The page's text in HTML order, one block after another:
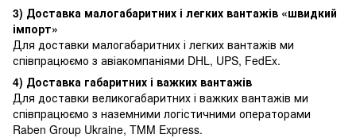
3) Доставка малогабаритних і легких вантажів «швидкий
імпорт»
Для доставки малогабаритних і легких вантажів ми
співпрацюємо з авіакомпаніями DHL, UPS, FedEx.
4) Доставка габаритних і важких вантажів
Для доставки великогабаритних і важких вантажів ми
співпрацюємо з наземними логістичними операторами
Raben Group Ukraine, TMM Express.